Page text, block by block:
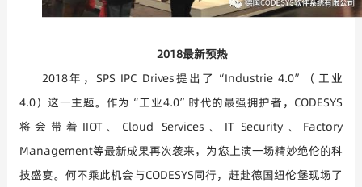
2018最新预热
2018年， SPS IPC Drives提出了“Industrie 4.0”（工业
4.0）这一主题。作为“工业4.0”时代的最强拥护者， CODESYS
将会带着 IIOT、 Cloud Services 、 IT Security 、 Factory
Management等最新成果再次袭来，为您上演一场精妙绝伦的科
技盛宴。何不乘此机会与CODESYS同行，赶赴德国纽伦堡现场了